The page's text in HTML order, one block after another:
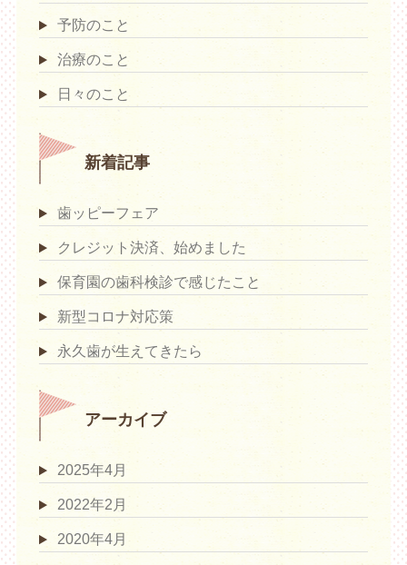
予防のこと
治療のこと
日々のこと
新着記事
歯ッピーフェア
クレジット決済、始めました
保育園の歯科検診で感じたこと
新型コロナ対応策
永久歯が生えてきたら
アーカイブ
2025年4月
2022年2月
2020年4月